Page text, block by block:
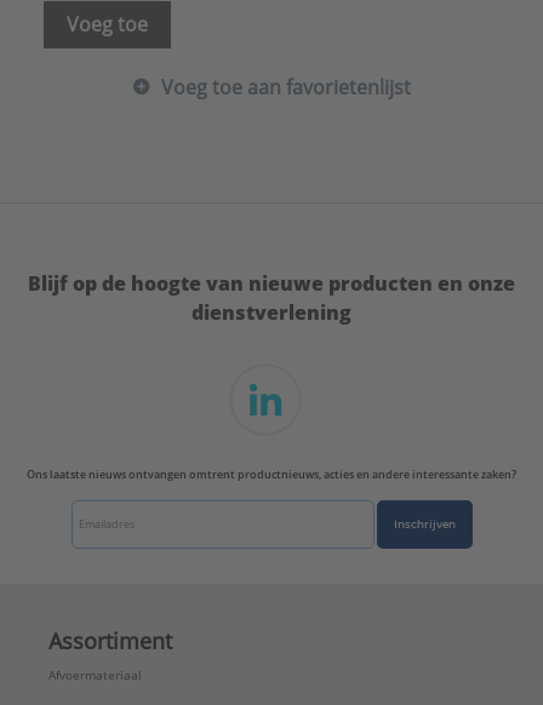
Voeg toe
Voeg toe aan favorietenlijst
Blijf op de hoogte van nieuwe producten en onze
dienstverlening
Ons laatste nieuws ontvangen omtrent productnieuws, acties en andere interessante zaken?
Inschrijven
Assortiment
Afvoermateriaal